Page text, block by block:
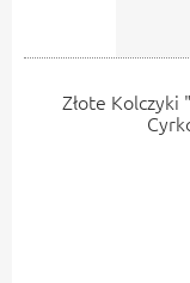
Złote Kolczyki